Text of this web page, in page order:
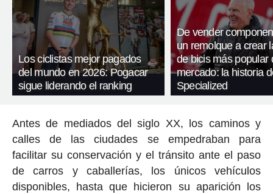
Los ciclistas mejor pagados
del mundo en 2026: Pogacar
sigue liderando el ranking
De vender
un remolque a crear
de bicis más popular
mercado: la historia
Specialized
Antes de mediados del siglo XX, los caminos y
calles de las ciudades se empedraban para
facilitar su conservación y el tránsito ante el paso
de carros y caballerías, los únicos vehículos
disponibles, hasta que hicieron su aparición los